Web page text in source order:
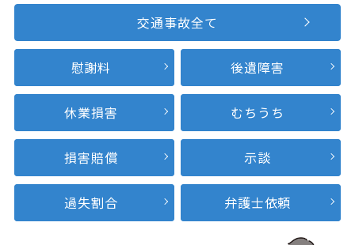
交通事故全て
慰謝料 後遺障害
休業損害 むちうち
損害賠償 示談
過失割合 弁護士依頼